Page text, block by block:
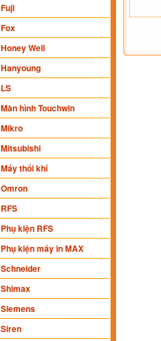
Fuji
Fox
Honey Well
Hanyoung
LS
Màn hình Touchwin
Mikro
Mitsubishi
Máy thổi khí
Omron
RFS
Phụ kiện RFS
Phụ kiện máy in MAX
Schneider
Shimax
Siemens
Siren